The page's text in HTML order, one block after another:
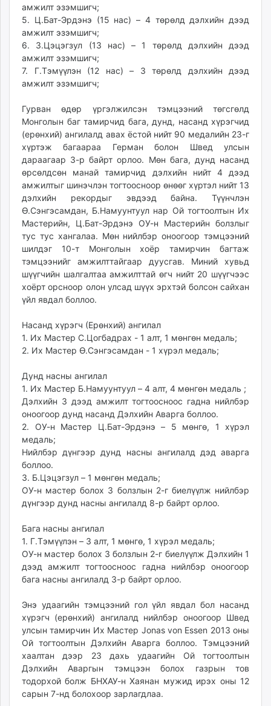
unen.mn
asu.mn
shudarga.mn
shuurhai.mn
unuudur.mn
isee.mn
fact.mn
itoim.mn
tumen.mn
shuum.mn
times.mn
tvmongolia.mn
mass.mn
unegui.mn
assa.mn
toim.mn
tac.mn
paparazzi.mn
unread.today
амжилт эзэмшигч;
5. Ц.Бат-Эрдэнэ (15 нас) – 4 төрөлд дэлхийн дээд
амжилт эзэмшигч;
6. З.Цэцэгзул (13 нас) – 1 төрөлд дэлхийн дээд
амжилт эзэмшигч;
7. Г.Тэмүүлэн (12 нас) – 3 төрөлд дэлхийн дээд
амжилт эзэмшигч;
Гурван өдөр үргэлжилсэн тэмцээний төгсгөлд
Монголын баг тамирчид бага, дунд, насанд хүрэгчид
(ерөнхий) ангилалд авах ёстой нийт 90 медалийн 23-г
хүртэж багаараа Герман болон Швед улсын
дараагаар 3-р байрт орлоо. Мөн бага, дунд насанд
өрсөлдсөн манай тамирчид дэлхийн нийт 4 дээд
амжилтыг шинэчлэн тогтоосноор өнөөг хүртэл нийт 13
дэлхийн рекордыг эвдээд байна. Түүнчлэн
Ө.Сэнгэсамдан, Б.Намуунтуул нар Ой тогтоолтын Их
Мастерийн, Ц.Бат-Эрдэнэ ОУ-н Мастерийн болзлыг
тус тус хангалаа. Мөн нийлбэр оноогоор тэмцээний
шилдэг 10-т Монголын хоёр тамирчин багтаж
тэмцээнийг амжилттайгаар дуусгав. Миний хувьд
шүүгчийн шалгалтаа амжилттай өгч нийт 20 шүүгчээс
хоёрт орсноор олон улсад шүүх эрхтэй болсон сайхан
үйл явдал боллоо.
Насанд хүрэгч (Ерөнхий) ангилал
1. Их Мастер С.Цогбадрах - 1 алт, 1 мөнгөн медаль;
2. Их Мастер Ө.Сэнгэсамдан - 1 хүрэл медаль;
Дунд насны ангилал
1. Их Мастер Б.Намуунтуул – 4 алт, 4 мөнгөн медаль ;
Дэлхийн 3 дээд амжилт тогтоосноос гадна нийлбэр
оноогоор дунд насанд Дэлхийн Аварга боллоо.
2. ОУ-н Мастер Ц.Бат-Эрдэнэ – 5 мөнгө, 1 хүрэл
медаль;
Нийлбэр дүнгээр дунд насны ангилалд дэд аварга
боллоо.
3. Б.Цэцэгзул – 1 мөнгөн медаль;
ОУ-н мастер болох 3 болзлын 2-г биелүүлж нийлбэр
дүнгээр дунд насны ангилалд 8-р байрт орлоо.
Бага насны ангилал
1. Г.Тэмүүлэн – 3 алт, 1 мөнгө, 1 хүрэл медаль;
ОУ-н мастер болох 3 болзлын 2-г биелүүлж Дэлхийн 1
дээд амжилт тогтоосноос гадна нийлбэр оноогоор
бага насны ангилалд 3-р байрт орлоо.
Энэ удаагийн тэмцээний гол үйл явдал бол насанд
хүрэгч (ерөнхий) ангилалд нийлбэр оноогоор Швед
улсын тамирчин Их Мастер Jonas von Essen 2013 оны
Ой тогтоолтын Дэлхийн Аварга боллоо. Тэмцээний
хаалтан дээр 23 дахь удаагийн Ой тогтоолтын
Дэлхийн Аваргын тэмцээн болох газрын тов
тодорхой болж БНХАУ-н Хаянан мужид ирэх оны 12
сарын 7-нд болохоор зарлагдлаа.